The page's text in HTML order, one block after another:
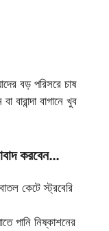
বড় পরিসরে চাষ
বারান্দা বাগানে খুব
করবেন…
কেটে স্ট্রবেরি
পানি নিষ্কাশনের